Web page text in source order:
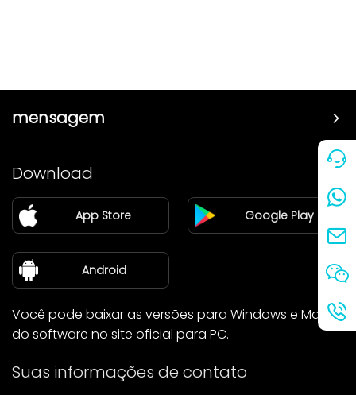
mensagem
Parceiro
Blog
sobre nós
Download
App Store Google Play
Android
Você pode baixar as versões para Windows e Mac
do software no site oficial para PC.
Suas informações de contato